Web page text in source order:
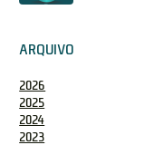
ARQUIVO
2026
2025
2024
2023